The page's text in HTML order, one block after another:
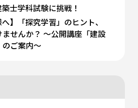
士学科試験に挑戦！
へ】「探究学習」のヒント、
せんか？ 〜公開講座「建設
のご案内〜